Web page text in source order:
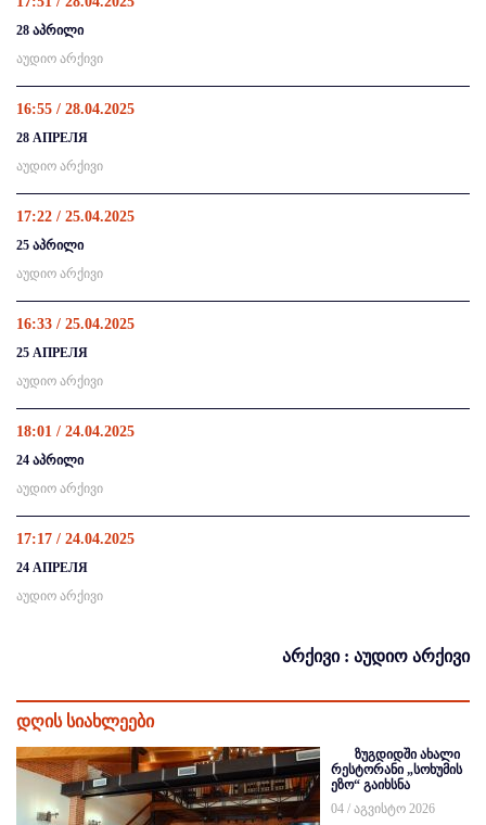
28 აპრილი
აუდიო არქივი
16:55 / 28.04.2025
28 АПРЕЛЯ
აუდიო არქივი
17:22 / 25.04.2025
25 აპრილი
აუდიო არქივი
16:33 / 25.04.2025
25 АПРЕЛЯ
აუდიო არქივი
18:01 / 24.04.2025
24 აპრილი
აუდიო არქივი
17:17 / 24.04.2025
24 АПРЕЛЯ
აუდიო არქივი
არქივი : აუდიო არქივი
დღის სიახლეები
ზუგდიდში ახალი
რესტორანი „სოხუმის
ეზო“ გაიხსნა
04 / აგვისტო 2026